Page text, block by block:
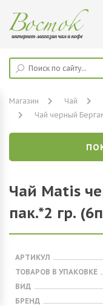
Магазин Чай
Чай черный
Чай Matis
пак.*2 гр.
АРТИКУЛ
ТОВАРОВ В УПАКОВКЕ
ВИД
БРЕНД